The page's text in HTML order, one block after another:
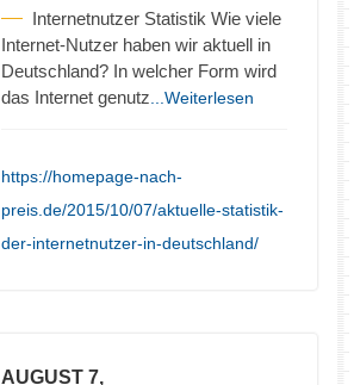
Internetnutzer Statistik Wie viele
Internet-Nutzer haben wir aktuell in
Deutschland? In welcher Form wird
das Internet genutz ...Weiterlesen
https://homepage-nach-
preis.de/2015/10/07/aktuelle-statistik-
der-internetnutzer-in-deutschland/
AUGUST 7,